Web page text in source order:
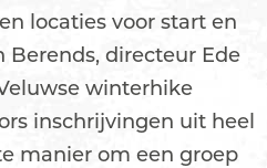
locaties voor start en
Berends, directeur Ede
winterhike
inschrijvingen uit heel
manier om een groep